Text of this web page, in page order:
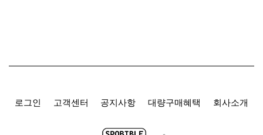
로그인 고객센터 공지사항 대량구매혜택 회사소개